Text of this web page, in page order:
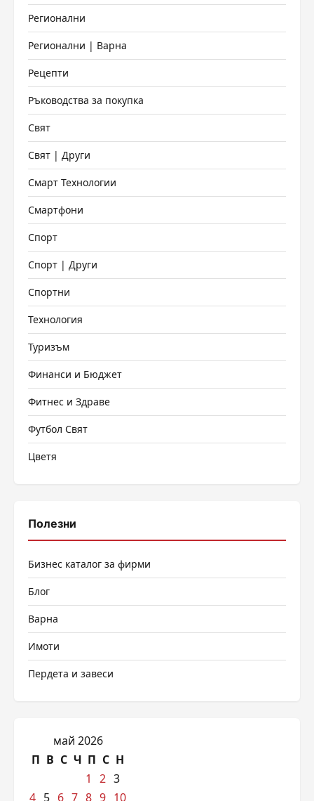
Регионални
Регионални | Варна
Рецепти
Ръководства за покупка
Свят
Свят | Други
Смарт Технологии
Смартфони
Спорт
Спорт | Други
Спортни
Технология
Туризъм
Финанси и Бюджет
Фитнес и Здраве
Футбол Свят
Цветя
Полезни
Бизнес каталог за фирми
Блог
Варна
Имоти
Пердета и завеси
май 2026
П В С Ч П С Н
1
2 3
4 5 6 7 8 9 10